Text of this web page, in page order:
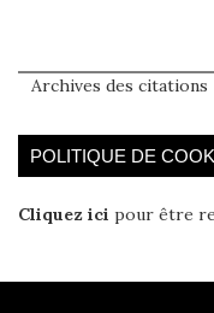
Archives des citations
POLITIQUE DE
Cliquez ici pour être